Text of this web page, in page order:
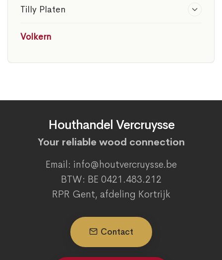
Tilly Platen
Volkern
Houthandel Vercruysse
Your reliable wood connection
Email: info@houtvercruysse.be
BTW: BE 0421.483.212
RPR Gent, afdeling Kortrijk
Contact